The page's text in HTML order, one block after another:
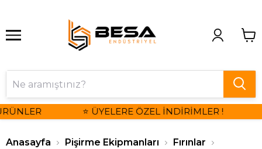
⭐ ÜYELERE ÖZEL İNDİRİMLER !
Anasayfa Pişirme Ekipmanları
Fırınlar